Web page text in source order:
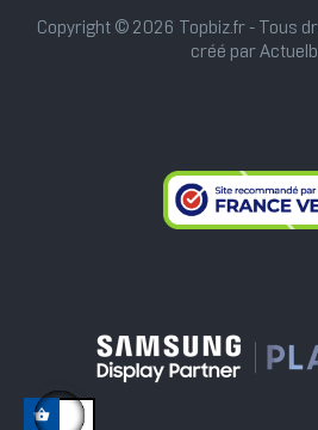
Copyright © 2026 Topbiz.fr - Tous
créé par